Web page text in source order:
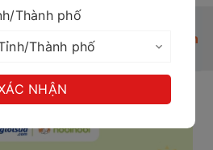
dính làm sạch, kháng khuẩn
60 cây (Nội địa Nhật)
Thành phố
NHẬN